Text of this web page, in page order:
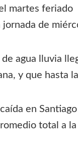
martes
de
de agua lluvia
y que hasta
en
total a